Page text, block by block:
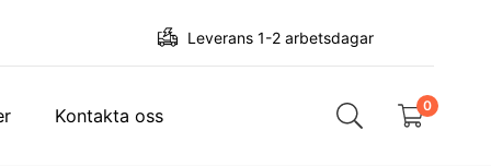
Leverans 1-2 arbetsdagar
Kontakta oss 0